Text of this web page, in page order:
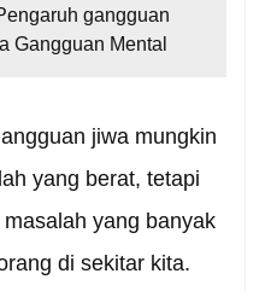
gangguan
Gangguan Mental
jiwa mungkin
yang berat, tetapi
yang banyak
di sekitar kita.